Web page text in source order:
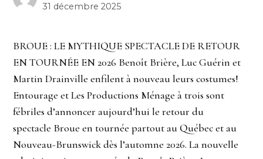
31 décembre 2025
BROUE : LE MYTHIQUE SPECTACLE DE RETOUR
EN TOURNÉE EN 2026 Benoît Brière, Luc Guérin et
Martin Drainville enfilent à nouveau leurs costumes!
Entourage et Les Productions Ménage à trois sont
fébriles d’annoncer aujourd’hui le retour du
spectacle Broue en tournée partout au Québec et au
Nouveau-Brunswick dès l’automne 2026. La nouvelle